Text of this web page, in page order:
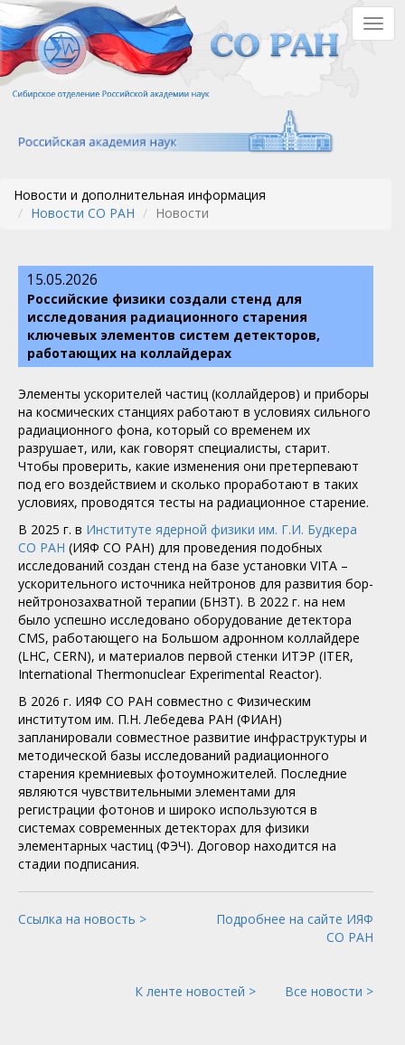
Перейти
к
основному
содержанию
Новости и дополнительная информация
Новости СО РАН
Новости
15.05.2026
Российские физики создали стенд для
исследования радиационного старения
ключевых элементов систем детекторов,
работающих на коллайдерах
Элементы ускорителей частиц (коллайдеров) и приборы
на космических станциях работают в условиях сильного
радиационного фона, который со временем их
разрушает, или, как говорят специалисты, старит.
Чтобы проверить, какие изменения они претерпевают
под его воздействием и сколько проработают в таких
условиях, проводятся тесты на радиационное старение.
В 2025 г. в Институте ядерной физики им. Г.И. Будкера
СО РАН (ИЯФ СО РАН) для проведения подобных
исследований создан стенд на базе установки VITA –
ускорительного источника нейтронов для развития бор-
нейтронозахватной терапии (БНЗТ). В 2022 г. на нем
было успешно исследовано оборудование детектора
CMS, работающего на Большом адронном коллайдере
(LHC, CERN), и материалов первой стенки ИТЭР (ITER,
International Thermonuclear Experimental Reactor).
В 2026 г. ИЯФ СО РАН совместно с Физическим
институтом им. П.Н. Лебедева РАН (ФИАН)
запланировали совместное развитие инфраструктуры и
методической базы исследований радиационного
старения кремниевых фотоумножителей. Последние
являются чувствительными элементами для
регистрации фотонов и широко используются в
системах современных детекторах для физики
элементарных частиц (ФЭЧ). Договор находится на
стадии подписания.
Ссылка на новость >
Подробнее на сайте ИЯФ
СО РАН
К ленте новостей > Все новости >